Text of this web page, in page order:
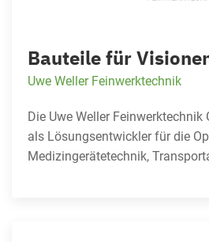
Bauteile für
Uwe Weller Feinwerktechnik
Die Uwe Weller Feinwerktechnik
als Lösungsentwickler für die
Medizingerätetechnik,